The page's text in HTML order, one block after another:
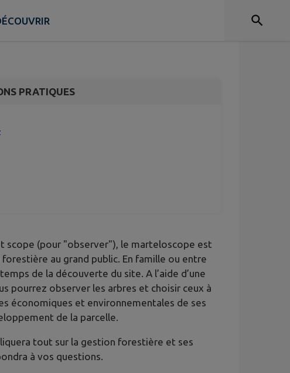
PRATIQUES
(pour "observer"), le marteloscope est
au grand public. En famille ou entre
de la découverte du site. A l’aide d’une
pourrez observer les arbres et choisir ceux à
économiques et environnementales de ses
de la parcelle.
tout sur la gestion forestière et ses
à vos questions.